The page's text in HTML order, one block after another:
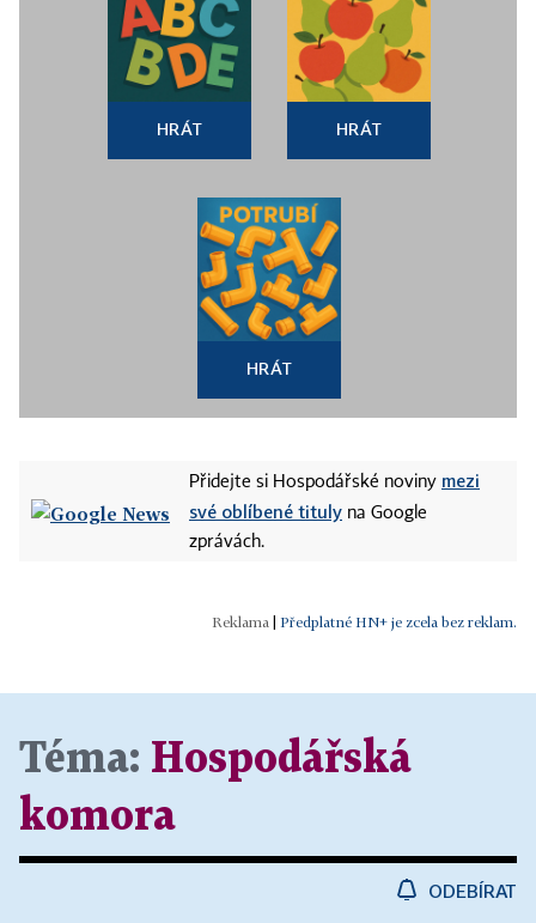
HRÁT HRÁT
HRÁT
Přidejte si Hospodářské noviny mezi
své oblíbené tituly na Google
zprávách.
Předplatné HN+ je zcela bez reklam.
Téma: Hospodářská
komora
ODEBÍRAT